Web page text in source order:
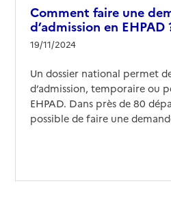
Comment faire une
d’admission en EHPAD
19/11/2024
Un dossier national permet
d’admission, temporaire ou
EHPAD. Dans près de 80
possible de faire une